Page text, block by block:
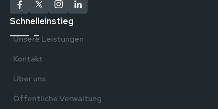
Schnelleinstieg
Unsere Leistungen
Kontakt
Über uns
Öffentliche Verwaltung